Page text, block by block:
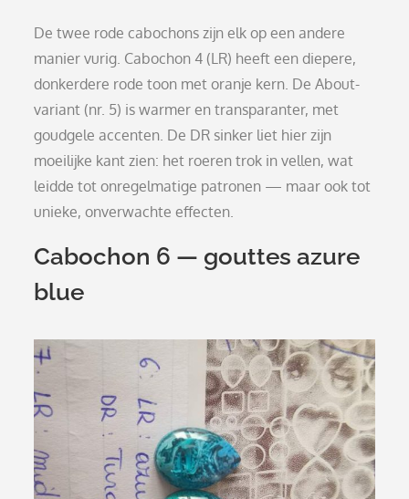
De twee rode cabochons zijn elk op een andere
manier vurig. Cabochon 4 (LR) heeft een diepere,
donkerdere rode toon met oranje kern. De About-
variant (nr. 5) is warmer en transparanter, met
goudgele accenten. De DR sinker liet hier zijn
moeilijke kant zien: het roeren trok in vellen, wat
leidde tot onregelmatige patronen — maar ook tot
unieke, onverwachte effecten.
Cabochon 6 — gouttes azure
blue